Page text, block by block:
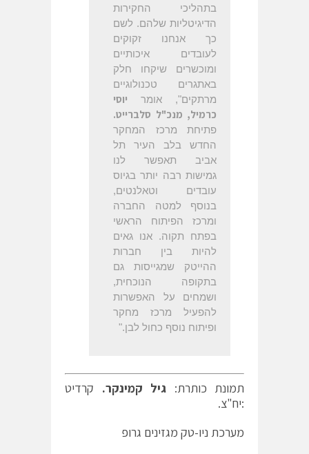
בתהליכי החקירות
הדיגיטליות שלהם. לשם
כך אנחנו זקוקים
לעובדים איכותיים
ומוכשרים שיקחו חלק
באתגרים טכנולוגיים
מרתקים", אומר יוסי
כרמיל, מנכ"ל סלברייט.
פתיחת מרכז המחקר
החדש בלב העיר תל
אביב תאפשר לנו
גמישות רבה יותר בגיוס
עובדים וטאלנטים,
בנוסף למטה החברה
ומרכז הפיתוח הראשי
בפתח תקוה. אנו גאים
להיות בין חברות
ההייטק שמגייסות גם
בתקופה הנוכחית,
ושמחים על האפשרות
להפעיל מרכז מחקר
ופיתוח נוסף כחול לבן."
תמונת כותרת: גיל קמינקר. קרדיט
:יח"צ.
מערכת ניו-טק מגזינים גרופ